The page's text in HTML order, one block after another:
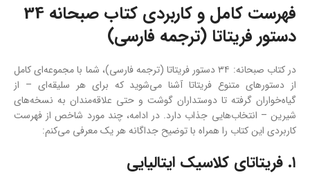
فهرست کامل و کاربردی کتاب صبحانه 34
دستور فریتاتا (ترجمه فارسی)
در کتاب صبحانه: ۳۴ دستور فریتاتا (ترجمه فارسی)، شما با مجموعه‌ای کامل
از دستورهای متنوع فریتاتا آشنا می‌شوید که برای هر سلیقه‌ای – از
گیاه‌خواران گرفته تا دوستداران گوشت و حتی علاقه‌مندان به نسخه‌های
شیرین – انتخاب‌هایی جذاب دارد. در ادامه، چند مورد شاخص از فهرست
کاربردی این کتاب را همراه با توضیح جداگانه هر یک معرفی می‌کنم:
۱. فریتاتای کلاسیک ایتالیایی